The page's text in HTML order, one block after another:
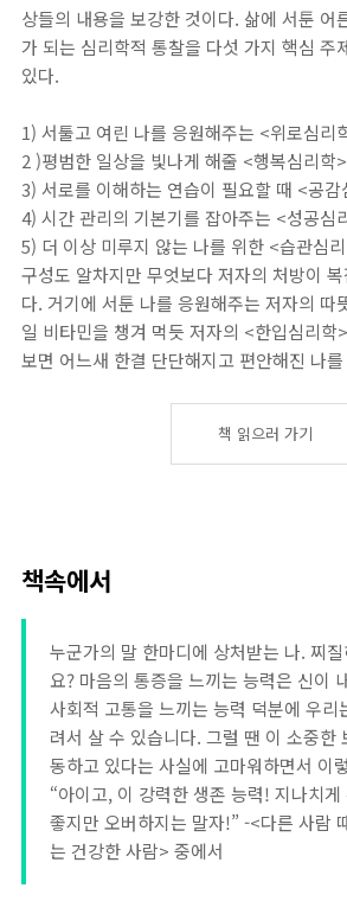
상들의 내용을 보강한 것이다. 삶에 서툰 어
가 되는 심리학적 통찰을 다섯 가지 핵심 주
있다.
1) 서툴고 여린 나를 응원해주는 <위로심리
2 )평범한 일상을 빛나게 해줄 <행복심리학>
3) 서로를 이해하는 연습이 필요할 때 <공감
4) 시간 관리의 기본기를 잡아주는 <성공심
5) 더 이상 미루지 않는 나를 위한 <습관심
구성도 알차지만 무엇보다 저자의 처방이
다. 거기에 서툰 나를 응원해주는 저자의 따
일 비타민을 챙겨 먹듯 저자의 <한입심리학
보면 어느새 한결 단단해지고 편안해진 나
책 읽으러 가기
책속에서
누군가의 말 한마디에 상처받는 나. 찌
요? 마음의 통증을 느끼는 능력은 신이
사회적 고통을 느끼는 능력 덕분에 우리
려서 살 수 있습니다. 그럴 땐 이 소중한
동하고 있다는 사실에 고마워하면서 이
“아이고, 이 강력한 생존 능력! 지나치
좋지만 오버하지는 말자!” -<다른 사람
는 건강한 사람> 중에서